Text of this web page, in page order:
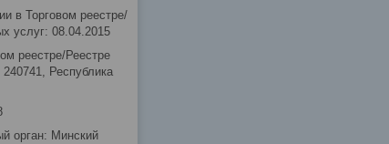
в Торговом реестре/
услуг: 08.04.2015
реестре/Реестре
Республика
орган: Минский